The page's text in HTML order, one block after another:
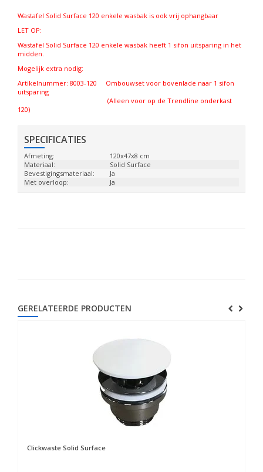
Wastafel Solid Surface 120 enkele wasbak is ook vrij ophangbaar
LET OP:
Wastafel Solid Surface 120 enkele wasbak heeft 1 sifon uitsparing in het
midden.
Mogelijk extra nodig:
Artikelnummer: 8003-120 Ombouwset voor bovenlade naar 1 sifon
uitsparing
(Alleen voor op de Trendline onderkast
120)
SPECIFICATIES
Afmeting:
120x47x8 cm
Materiaal:
Solid Surface
Bevestigingsmateriaal:
Ja
Met overloop:
Ja
GERELATEERDE PRODUCTEN
Clickwaste Solid Surface